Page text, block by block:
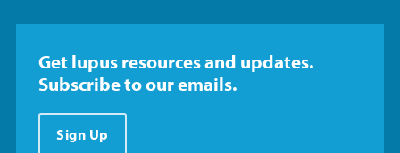
Get lupus resources and updates.
Subscribe to our emails.
Sign Up